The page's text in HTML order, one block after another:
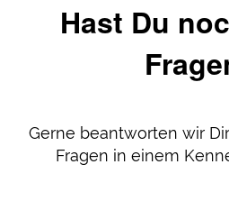
Hast Du
Gerne beantworten wir
Fragen in einem